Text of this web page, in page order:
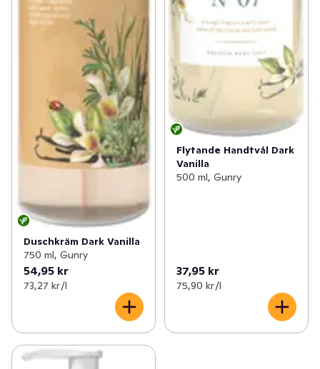
Duschkräm Dark Vanilla
750 ml, Gunry
54,95 kr
73,27 kr /l
Flytande Handtvål Dark
Vanilla
500 ml, Gunry
37,95 kr
75,90 kr /l